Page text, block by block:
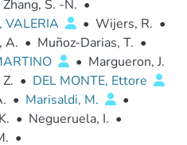
Zhang, S. -N. •
VALERIA
• Wijers, R. •
A. • Muñoz-Darias, T. •
• Margueron, J.
• DEL MONTE, Ettore
• Marisaldi, M.
•
• Negueruela, I. •
•